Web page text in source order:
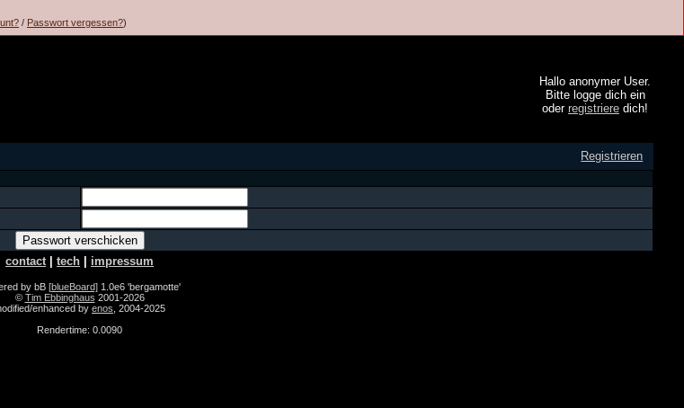
/ Passwort vergessen?)
Hallo anonymer User.
Bitte logge dich ein
oder registriere dich!
Registrieren
contact| tech impressum
by bB [blueBoard] 1.0e6 'bergamotte'
© Tim Ebbinghaus 2001-2026
enhanced by enos , 2004-2025
Rendertime: 0.0090